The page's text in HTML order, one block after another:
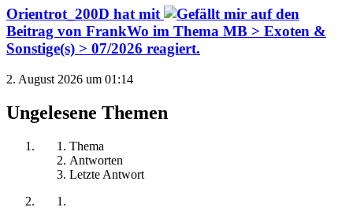
Orientrot_200D hat mit
auf den
Beitrag von FrankWo im Thema MB > Exoten &
Sonstige(s) > 07/2026 reagiert.
2. August 2026 um 01:14
Ungelesene Themen
Thema
Antworten
Letzte Antwort